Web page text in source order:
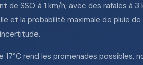
de SSO à 1 km/h, avec des rafales à
et la probabilité maximale de pluie
17°C rend les promenades